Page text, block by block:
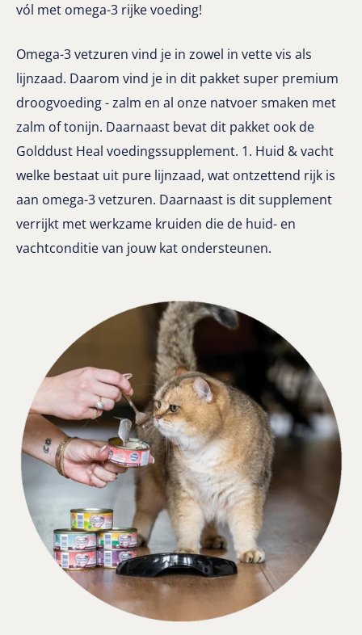
vól met omega-3 rijke voeding!
Omega-3 vetzuren vind je in zowel in vette vis als
lijnzaad. Daarom vind je in dit pakket super premium
droogvoeding - zalm en al onze natvoer smaken met
zalm of tonijn. Daarnaast bevat dit pakket ook de
Golddust Heal voedingssupplement. 1. Huid & vacht
welke bestaat uit pure lijnzaad, wat ontzettend rijk is
aan omega-3 vetzuren. Daarnaast is dit supplement
verrijkt met werkzame kruiden die de huid- en
vachtconditie van jouw kat ondersteunen.